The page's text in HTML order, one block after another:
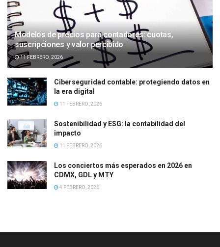
Modelos de precios para contadores: cuotas,
suscripciones y valor percibido
11 FEBRERO, 2026
Ciberseguridad contable: protegiendo datos en
la era digital
11 FEBRERO, 2026
Sostenibilidad y ESG: la contabilidad del
impacto
11 FEBRERO, 2026
Los conciertos más esperados en 2026 en
CDMX, GDL y MTY
4 FEBRERO, 2026